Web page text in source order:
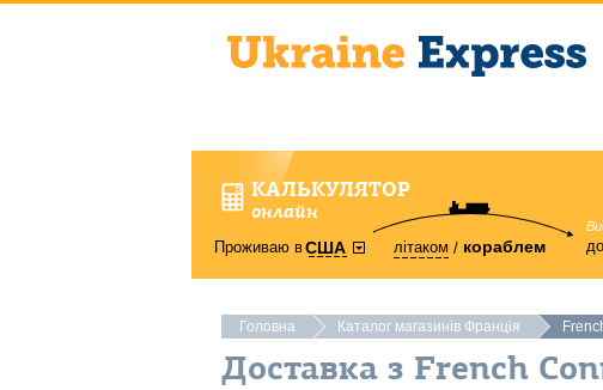
КАЛЬКУЛЯТОР
онлайн
Проживаю вСША літаком кораблем до
Головна Каталог магазинів Франція
Доставка з French